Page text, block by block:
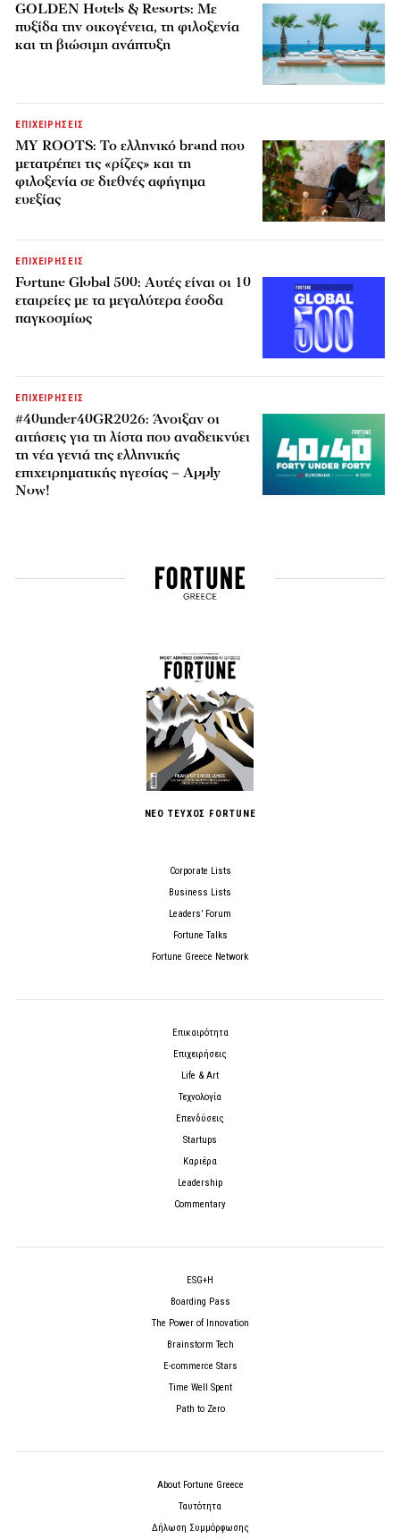
GOLDEN Hotels & Resorts: Με
πυξίδα την οικογένεια, τη φιλοξενία
και τη βιώσιμη ανάπτυξη
ΕΠΙΧΕΙΡΗΣΕΙΣ
MY ROOTS: Το ελληνικό brand που
μετατρέπει τις «ρίζες» και τη
φιλοξενία σε διεθνές αφήγημα
ευεξίας
ΕΠΙΧΕΙΡΗΣΕΙΣ
Fortune Global 500: Αυτές είναι οι 10
εταιρείες με τα μεγαλύτερα έσοδα
παγκοσμίως
ΕΠΙΧΕΙΡΗΣΕΙΣ
#40under40GR2026: Άνοιξαν οι
αιτήσεις για τη λίστα που αναδεικνύει
τη νέα γενιά της ελληνικής
επιχειρηματικής ηγεσίας – Apply
Now!
ΝΕΟ ΤΕΥΧΟΣ FORTUNE
Corporate Lists
Business Lists
Leaders’ Forum
Fortune Talks
Fortune Greece Network
Επικαιρότητα
Επιχειρήσεις
Life & Art
Τεχνολογία
Επενδύσεις
Startups
Καριέρα
Leadership
Commentary
ESG+H
Boarding Pass
The Power of Innovation
Brainstorm Tech
E-commerce Stars
Time Well Spent
Path to Zero
About Fortune Greece
Ταυτότητα
Δήλωση Συμμόρφωσης